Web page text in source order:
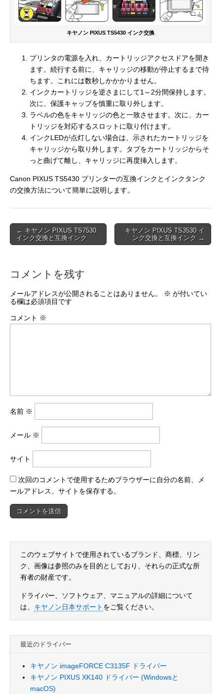
キヤノン PIXUS TS5430 インク交換
プリンタの電源を入れ、カートリッジアクセスドアを開き
ます。続行する前に、キャリッジの移動が停止するまで待
ちます。これには数秒しかかかりません。
インクカートリッジを逆さまにして1～2分間保持します。
次に、保護キャップを慎重に取り外します。
ラベルの色をキャリッジの色と一致させます。次に、カー
トリッジを対応するスロットに取り付けます。
インクLEDが点灯しない場合は、示されたカートリッジを
キャリッジから取り外します。タブをカートリッジからそ
っと曲げて離し、キャリッジに再度挿入します。
Canon PIXUS TS5430 プリンターの互換インクとインクタンク
の交換方法について簡単に説明します。
Post
navigation
← キヤノン PIXUS TS7530
インク交換と互換インク
キヤノン PIXUS TS3530 イ
ンク交換と互換インク →
コメントを残す
メールアドレスが公開されることはありません。 ※ が付いてい
る欄は必須項目です
コメント ※
名前 ※
メール ※
サイト
次回のコメントで使用するためブラウザーに自分の名前、メ
ールアドレス、サイトを保存する。
このウェブサイトで使用されているブランド、商標、リン
ク、画像は参照のみを目的としており、それらの正式な所
有者の財産です。
ドライバー、ソフトウェア、マニュアルの詳細について
は、 キヤノン日本サポート をご覧ください。
最近のドライバー
キヤノン imageFORCE C3135F ドライバー
キヤノン PIXUS XK140 ドライバー (Windowsと
macOS)